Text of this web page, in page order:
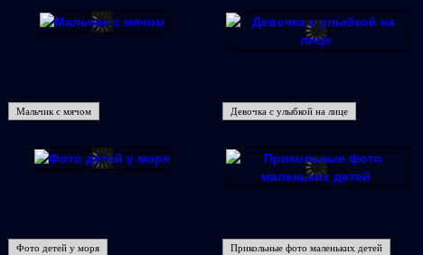
Мальчик с мячом Девочка с улыбкой на лице
Фото детей у моря Прикольные фото маленьких детей